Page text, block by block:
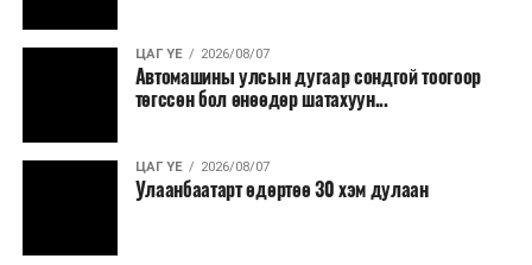
ЦАГ ҮЕ 2026/08/07
Автомашины улсын дугаар сондгой тоогоор
төгссөн бол өнөөдөр шатахуун...
ЦАГ ҮЕ 2026/08/07
Улаанбаатарт өдөртөө 30 хэм дулаан